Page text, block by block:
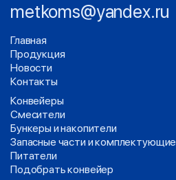
metkoms@yandex.ru
Главная
Продукция
Новости
Контакты
Конвейеры
Смесители
Бункеры и накопители
Запасные части и комплектующие
Питатели
Подобрать конвейер